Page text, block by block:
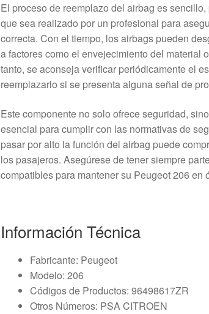
El proceso de reemplazo del airbag es
que sea realizado por un profesional para
correcta. Con el tiempo, los airbags pueden
a factores como el envejecimiento del material
tanto, se aconseja verificar periódicamente el
reemplazarlo si se presenta alguna señal de
Este componente no solo ofrece seguridad,
esencial para cumplir con las normativas de
pasar por alto la función del airbag puede
los pasajeros. Asegúrese de tener siempre
compatibles para mantener su Peugeot 206 en
Información Técnica
Fabricante: Peugeot
Modelo: 206
Códigos de Productos: 96498617ZR
Otros Números: PSA CITROEN